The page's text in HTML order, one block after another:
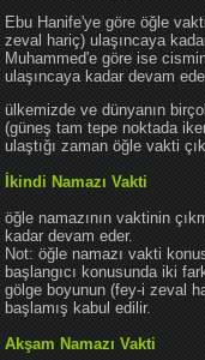
Ebu Hanife'ye göre öğle
zeval hariç) ulaşıncaya
Muhammed'e göre ise
ulaşıncaya kadar devam
ülkemizde ve dünyanın
(güneş tam tepe noktada
ulaştığı zaman öğle vakti
İkindi Namazı Vakti
öğle namazının vaktinin
kadar devam eder.
Not: öğle namazı vakti
başlangıcı konusunda iki
gölge boyunun (fey-i zeval
başlamış kabul edilir.
Akşam Namazı Vakti